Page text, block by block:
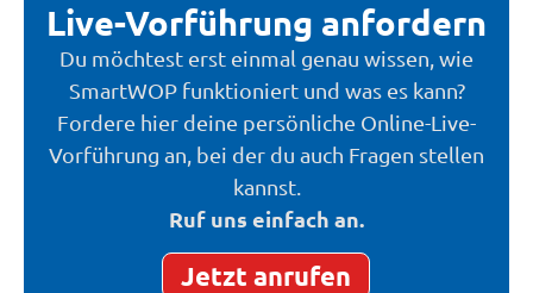
Live-Vorführung anfordern
Du möchtest erst einmal genau wissen, wie
SmartWOP funktioniert und was es kann?
Fordere hier deine persönliche Online-Live-
Vorführung an, bei der du auch Fragen stellen
kannst.
Ruf uns einfach an.
Jetzt anrufen